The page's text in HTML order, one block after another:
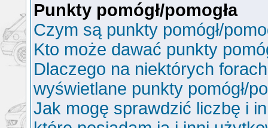
Punkty pomógł/pomogła
Czym są punkty pomógł/
Kto może dawać punkty
Dlaczego na niektórych
wyświetlane punkty pomógł/
Jak mogę sprawdzić liczbę i